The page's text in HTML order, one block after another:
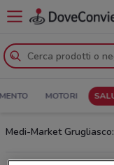
MOTORI
Medi-Market